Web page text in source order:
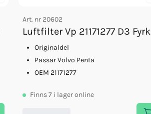
Art. nr 20602
Luftfilter Vp 21171277 D3 Fyrk
Originaldel
Passar Volvo Penta
OEM 21171277
Finns7 i lager online